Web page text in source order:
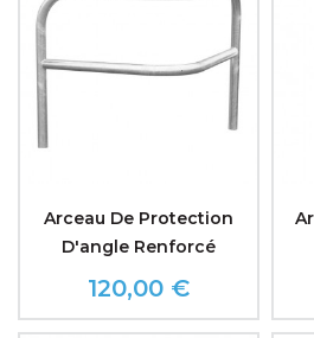
Arceau De Protection
D'angle Renforcé
Prix
120,00 €